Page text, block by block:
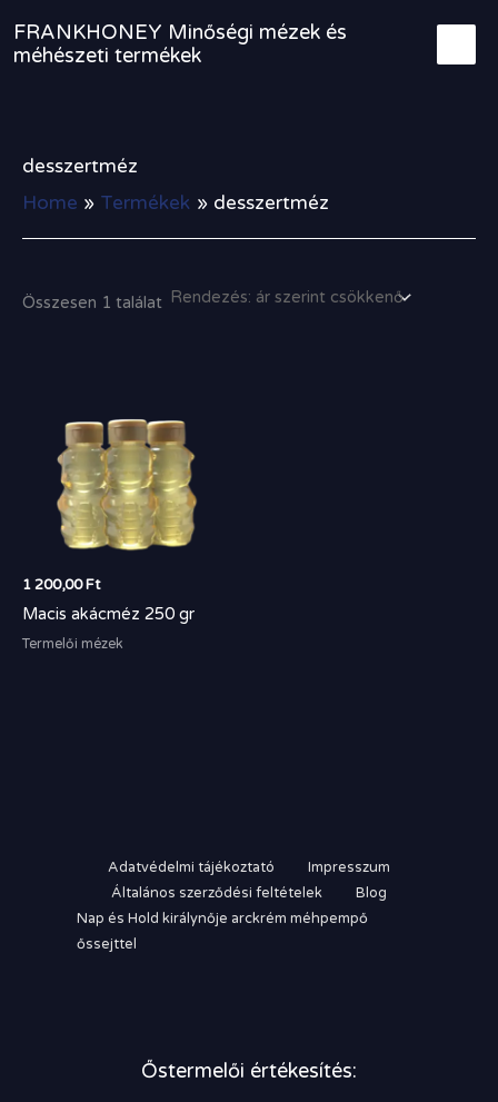
content
FRANKHONEY Minőségi mézek és
méhészeti termékek
desszertméz
Home
Termékek desszertméz
Összesen 1 találat
1 200,00Ft
Macis akácméz 250 gr
Termelői mézek
Adatvédelmi tájékoztató
Impresszum
Általános szerződési feltételek
Blog
Nap és Hold királynője arckrém méhpempő
őssejttel
Őstermelői értékesítés: